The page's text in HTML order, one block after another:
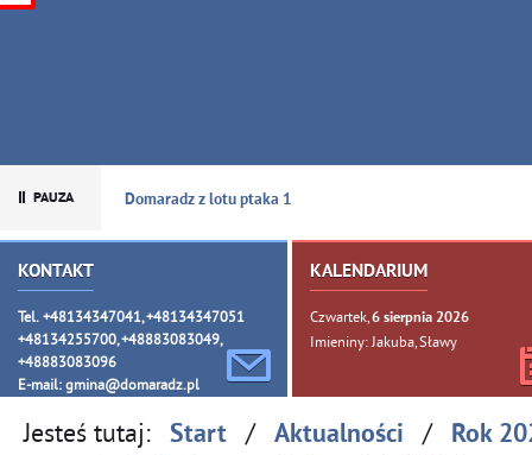
Domaradz z lotu ptaka 1
KONTAKT
Tel. +48134347041, +48134347051
+48134255700, +48883083049,
+48883083096
E-mail: gmina@domaradz.pl
KALENDARIUM
Czwartek, 6sierpnia 2026
Imieniny: Jakuba, Sławy
Jesteś tutaj: Start / Aktualności / Rok